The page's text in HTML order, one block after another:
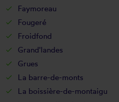
Faymoreau
Fougeré
Froidfond
Grand'landes
Grues
La barre-de-monts
La boissière-de-montaigu